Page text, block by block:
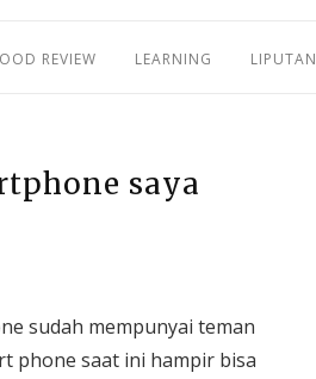
REVIEW LEARNING LIPUTAN
saya
sudah mempunyai teman
phone saat ini hampir bisa